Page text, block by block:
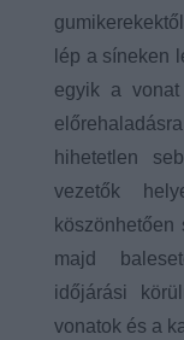
lép a síneken
egyik a
hihetetlen
vezetők
majd
időjárási
vonatok és a